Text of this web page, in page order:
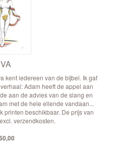
kent iedereen van de bijbel. Ik gaf
Adam heeft de appel aan
aan de advies van de slang en
met de hele ellende vandaan...
printen beschikbaar. De prijs van
verzendkosten.